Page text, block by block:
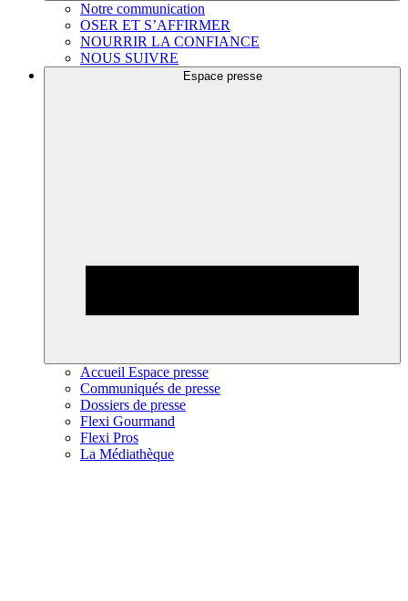
Notre communication
OSER ET S’AFFIRMER
NOURRIR LA CONFIANCE
NOUS SUIVRE
Espace presse
Accueil Espace presse
Communiqués de presse
Dossiers de presse
Flexi Gourmand
Flexi Pros
La Médiathèque